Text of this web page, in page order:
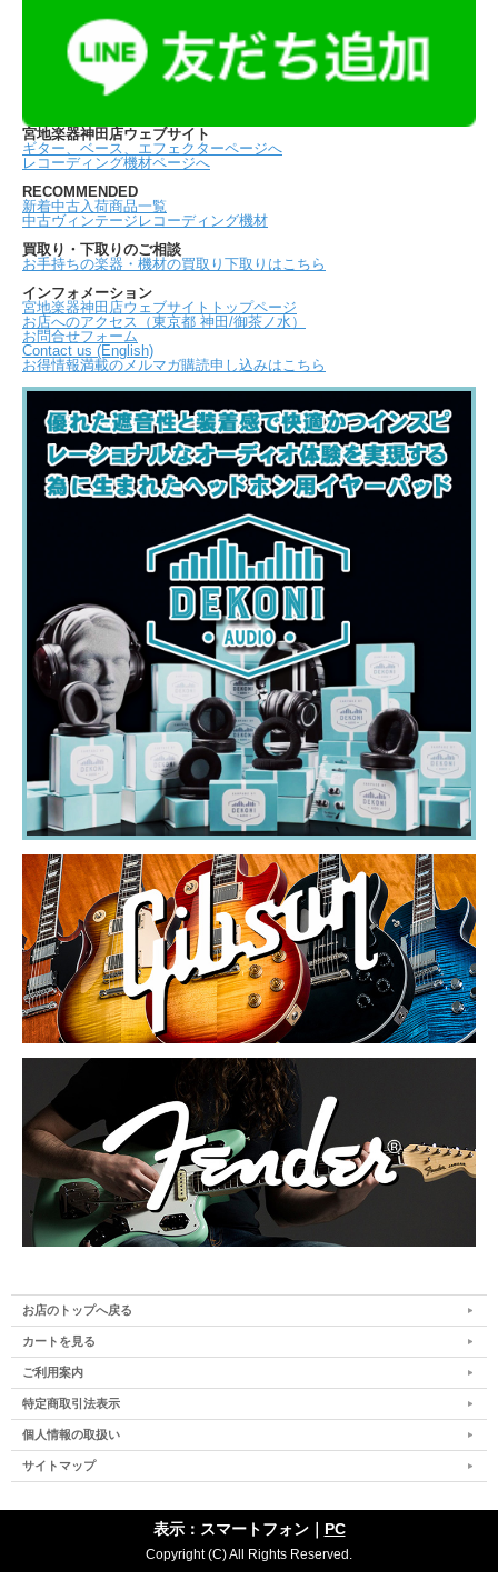
宮地楽器神田店ウェブサイト
ギター、ベース、エフェクターページへ
レコーディング機材ページへ
RECOMMENDED
新着中古入荷商品一覧
中古ヴィンテージレコーディング機材
買取り・下取りのご相談
お手持ちの楽器・機材の買取り下取りはこちら
インフォメーション
宮地楽器神田店ウェブサイトトップページ
お店へのアクセス（東京都 神田/御茶ノ水）
お問合せフォーム
Contact us (English)
お得情報満載のメルマガ購読申し込みはこちら
お店のトップへ戻る
カートを見る
ご利用案内
特定商取引法表示
個人情報の取扱い
サイトマップ
表示：スマートフォン｜ PC
Copyright (C) All Rights Reserved.